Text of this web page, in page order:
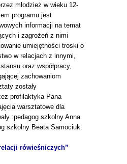
młodzież w wieku 12-
programu jest
informacji na temat
i zagrożeń z nimi
umiejętności troski o
w relacjach z innymi,
oraz współpracy,
zachowaniom
zostały
profilaktyka Pana
warsztatowe dla
:pedagog szkolny Anna
szkolny Beata Samociuk.
rówieśniczych”